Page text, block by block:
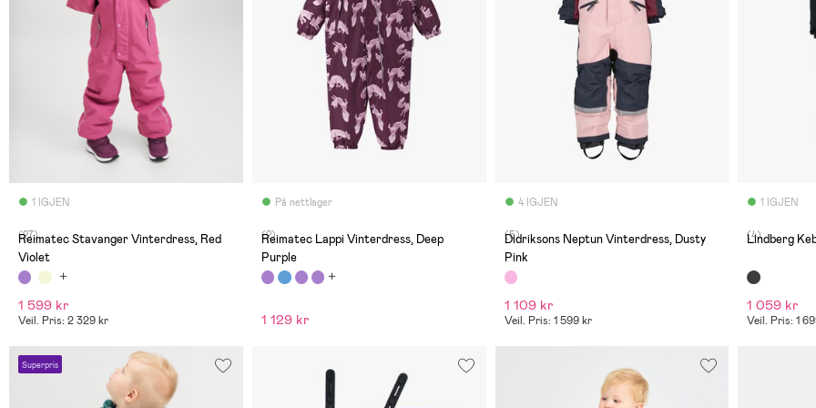
1 IGJEN
(27)
Reimatec Stavanger Vinterdress, Red
Violet
1 599 kr
Veil. Pris: 2 329 kr
På nettlager
(2)
Reimatec Lappi Vinterdress, Deep
Purple
1 129 kr
4 IGJEN
(5)
Didriksons Neptun Vinterdress, Dusty
Pink
1 109 kr
Veil. Pris: 1 599 kr
1 IGJEN
(4)
Lindberg
1 059 kr
Veil. Pris: 1
Superpris